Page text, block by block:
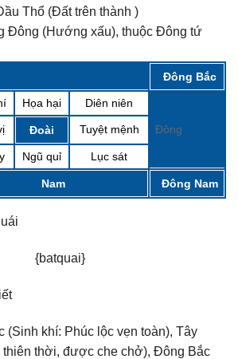
Thổ (Đất trên thành )
Đông (Hướng xấu), thuộc Đông tứ
Đông Bắc
Họa hại Diên niên
Đông
Đoài Tuyệt mệnh
Ngũ quỉ Lục sát
Nam Đông Nam
{batquai}
(Sinh khí: Phúc lộc vẹn toàn), Tây
thiên thời, được che chở), Đông Bắc